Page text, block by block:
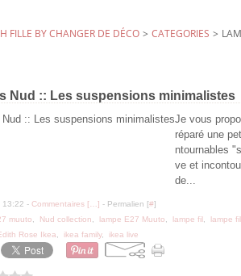
FILLE BY CHANGER DE DÉCO > CATEGORIES >
Nud :: Les suspensions minimalistes
Je vous
réparé une
ntournables
ve et
de...
13:22 - Commentaires [ ] - Permalien [#]
muuto Nud collection lampe E27 Muuto lampe fil lampe
Rose Ikea ikea family, ikea live